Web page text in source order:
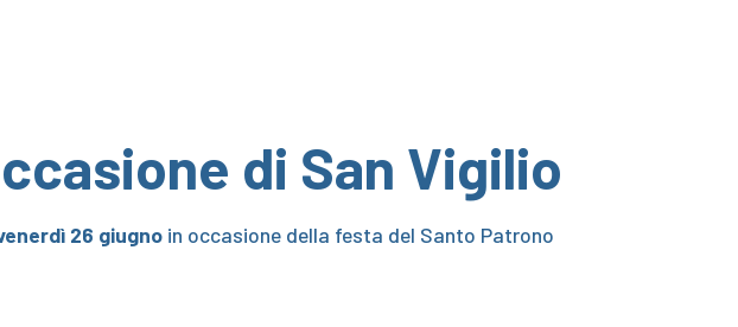
di San Vigilio
26 giugno in occasione della festa del Santo Patrono